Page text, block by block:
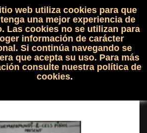
shopping_cart(0)

web utiliza cookies para que
una mejor experiencia de
Las cookies no se utilizan para
información de carácter
Si continúa navegando se
que acepta su uso. Para más
consulte nuestra política de
cookies.